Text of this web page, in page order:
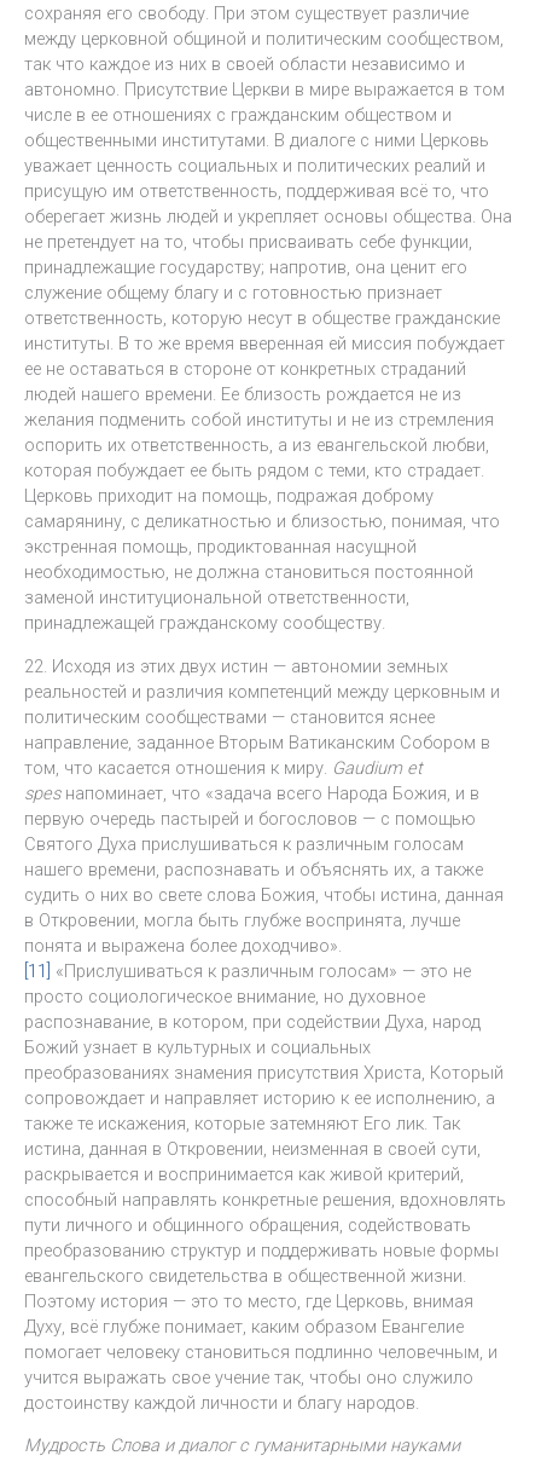
сохраняя его свободу. При этом существует различие
между церковной общиной и политическим сообществом,
так что каждое из них в своей области независимо и
автономно. Присутствие Церкви в мире выражается в том
числе в ее отношениях с гражданским обществом и
общественными институтами. В диалоге с ними Церковь
уважает ценность социальных и политических реалий и
присущую им ответственность, поддерживая всё то, что
оберегает жизнь людей и укрепляет основы общества. Она
не претендует на то, чтобы присваивать себе функции,
принадлежащие государству; напротив, она ценит его
служение общему благу и с готовностью признает
ответственность, которую несут в обществе гражданские
институты. В то же время вверенная ей миссия побуждает
ее не оставаться в стороне от конкретных страданий
людей нашего времени. Ее близость рождается не из
желания подменить собой институты и не из стремления
оспорить их ответственность, а из евангельской любви,
которая побуждает ее быть рядом с теми, кто страдает.
Церковь приходит на помощь, подражая доброму
самарянину, с деликатностью и близостью, понимая, что
экстренная помощь, продиктованная насущной
необходимостью, не должна становиться постоянной
заменой институциональной ответственности,
принадлежащей гражданскому сообществу.
22. Исходя из этих двух истин — автономии земных
реальностей и различия компетенций между церковным и
политическим сообществами — становится яснее
направление, заданное Вторым Ватиканским Собором в
том, что касается отношения к миру. Gaudium et
spesнапоминает, что «задача всего Народа Божия, и в
первую очередь пастырей и богословов — с помощью
Святого Духа прислушиваться к различным голосам
нашего времени, распознавать и объяснять их, а также
судить о них во свете слова Божия, чтобы истина, данная
в Откровении, могла быть глубже воспринята, лучше
понята и выражена более доходчиво».
[11]
«Прислушиваться к различным голосам» — это не
просто социологическое внимание, но духовное
распознавание, в котором, при содействии Духа, народ
Божий узнает в культурных и социальных
преобразованиях знамения присутствия Христа, Который
сопровождает и направляет историю к ее исполнению, а
также те искажения, которые затемняют Его лик. Так
истина, данная в Откровении, неизменная в своей сути,
раскрывается и воспринимается как живой критерий,
способный направлять конкретные решения, вдохновлять
пути личного и общинного обращения, содействовать
преобразованию структур и поддерживать новые формы
евангельского свидетельства в общественной жизни.
Поэтому история — это то место, где Церковь, внимая
Духу, всё глубже понимает, каким образом Евангелие
помогает человеку становиться подлинно человечным, и
учится выражать свое учение так, чтобы оно служило
достоинству каждой личности и благу народов.
Мудрость Слова и диалог с гуманитарными науками